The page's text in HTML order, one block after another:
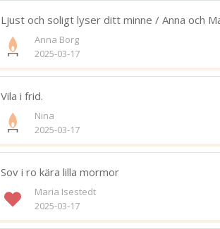
Ljust och soligt lyser ditt minne / Anna och
Anna Borg
2025-03-17
Vila i frid.
Nina
2025-03-17
Sov i ro kära lilla mormor
Maria Isestedt
2025-03-17